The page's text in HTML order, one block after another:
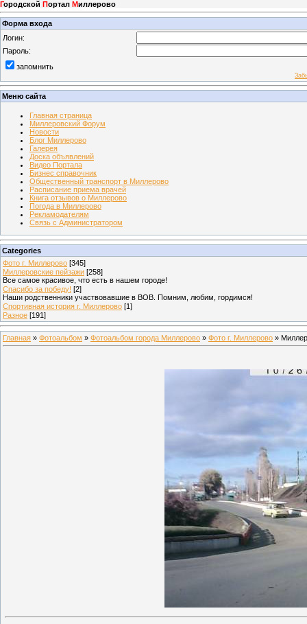
Городской Портал Миллерово
Форма входа
Логин:
Пароль:
запомнить
Меню сайта
Главная страница
Миллеровский Форум
Новости
Блог Миллерово
Галерея
Доска объявлений
Видео Портала
Бизнес справочник
Общественный транспорт в Миллерово
Расписание приема врачей
Книга отзывов о Миллерово
Погода в Миллерово
Рекламодателям
Связь с Администратором
Categories
Фото г. Миллерово [345]
Миллеровские пейзажи [258]
Все самое красивое, что есть в нашем городе!
Спасибо за победу! [2]
Наши родственники участвовавшие в ВОВ. Помним, любим, гордимся!
Спортивная история г. Миллерово [1]
Разное [191]
Главная » Фотоальбом » Фотоальбом города Миллерово » Фото г. Миллерово »